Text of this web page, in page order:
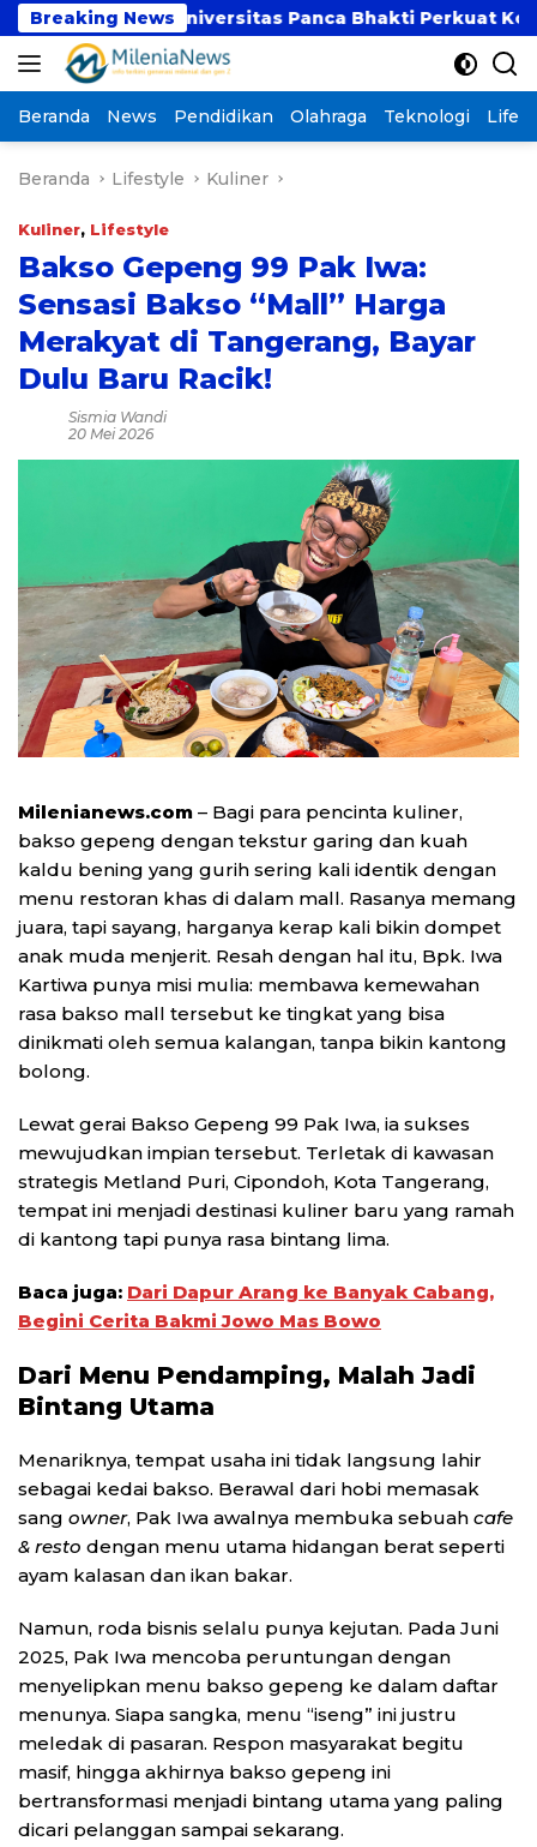
Langsung
ke
konten
Breaking News
dan Universitas Panca Bhakti Perkuat Kolaborasi
Beranda News Pendidikan Olahraga Teknologi
Beranda Lifestyle Kuliner
Kuliner, Lifestyle
Bakso Gepeng 99 Pak Iwa:
Sensasi Bakso “Mall” Harga
Merakyat di Tangerang, Bayar
Dulu Baru Racik!
Sismia Wandi
20 Mei 2026
Milenianews.com – Bagi para pencinta kuliner,
bakso gepeng dengan tekstur garing dan kuah
kaldu bening yang gurih sering kali identik dengan
menu restoran khas di dalam mall. Rasanya memang
juara, tapi sayang, harganya kerap kali bikin dompet
anak muda menjerit. Resah dengan hal itu, Bpk. Iwa
Kartiwa punya misi mulia: membawa kemewahan
rasa bakso mall tersebut ke tingkat yang bisa
dinikmati oleh semua kalangan, tanpa bikin kantong
bolong.
Lewat gerai Bakso Gepeng 99 Pak Iwa, ia sukses
mewujudkan impian tersebut. Terletak di kawasan
strategis Metland Puri, Cipondoh, Kota Tangerang,
tempat ini menjadi destinasi kuliner baru yang ramah
di kantong tapi punya rasa bintang lima.
Baca juga: Dari Dapur Arang ke Banyak Cabang,
Begini Cerita Bakmi Jowo Mas Bowo
Dari Menu Pendamping, Malah Jadi
Bintang Utama
Menariknya, tempat usaha ini tidak langsung lahir
sebagai kedai bakso. Berawal dari hobi memasak
sang owner, Pak Iwa awalnya membuka sebuah cafe
& resto dengan menu utama hidangan berat seperti
ayam kalasan dan ikan bakar.
Namun, roda bisnis selalu punya kejutan. Pada Juni
2025, Pak Iwa mencoba peruntungan dengan
menyelipkan menu bakso gepeng ke dalam daftar
menunya. Siapa sangka, menu “iseng” ini justru
meledak di pasaran. Respon masyarakat begitu
masif, hingga akhirnya bakso gepeng ini
bertransformasi menjadi bintang utama yang paling
dicari pelanggan sampai sekarang.